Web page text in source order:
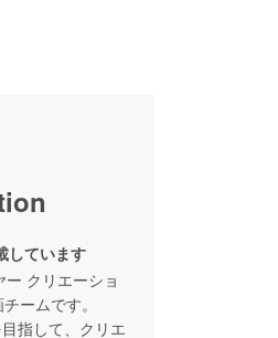
しています
ー クリエーショ
ームです。
指して、クリエ